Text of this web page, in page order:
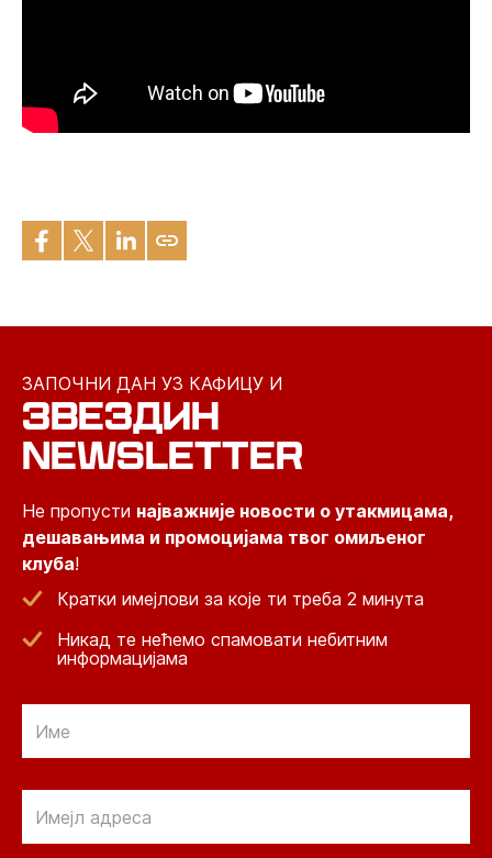
ЗАПОЧНИ ДАН УЗ КАФИЦУ И
ЗВЕЗДИН
NEWSLETTER
Не пропусти најважније новости о утакмицама,
дешавањима и промоцијама твог омиљеног
клуба!
Кратки имејлови за које ти треба 2 минута
Никад те нећемо спамовати небитним
информацијама